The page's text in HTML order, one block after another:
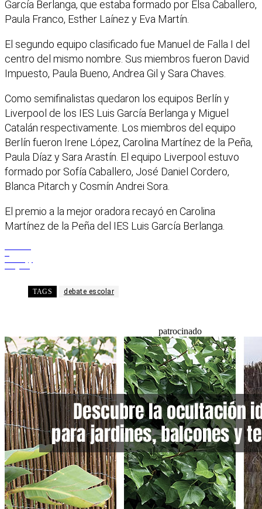
García Berlanga, que estaba formado por Elsa Caballero,
Paula Franco, Esther Laínez y Eva Martín.
El segundo equipo clasificado fue Manuel de Falla I del
centro del mismo nombre. Sus miembros fueron David
Impuesto, Paula Bueno, Andrea Gil y Sara Chaves.
Como semifinalistas quedaron los equipos Berlín y
Liverpool de los IES Luis García Berlanga y Miguel
Catalán respectivamente. Los miembros del equipo
Berlín fueron Irene López, Carolina Martínez de la Peña,
Paula Díaz y Sara Arastín. El equipo Liverpool estuvo
formado por Sofía Caballero, José Daniel Cordero,
Blanca Pitarch y Cosmín Andrei Sora.
El premio a la mejor oradora recayó en Carolina
Martínez de la Peña del IES Luis García Berlanga.
TAGS debate escolar
patrocinado